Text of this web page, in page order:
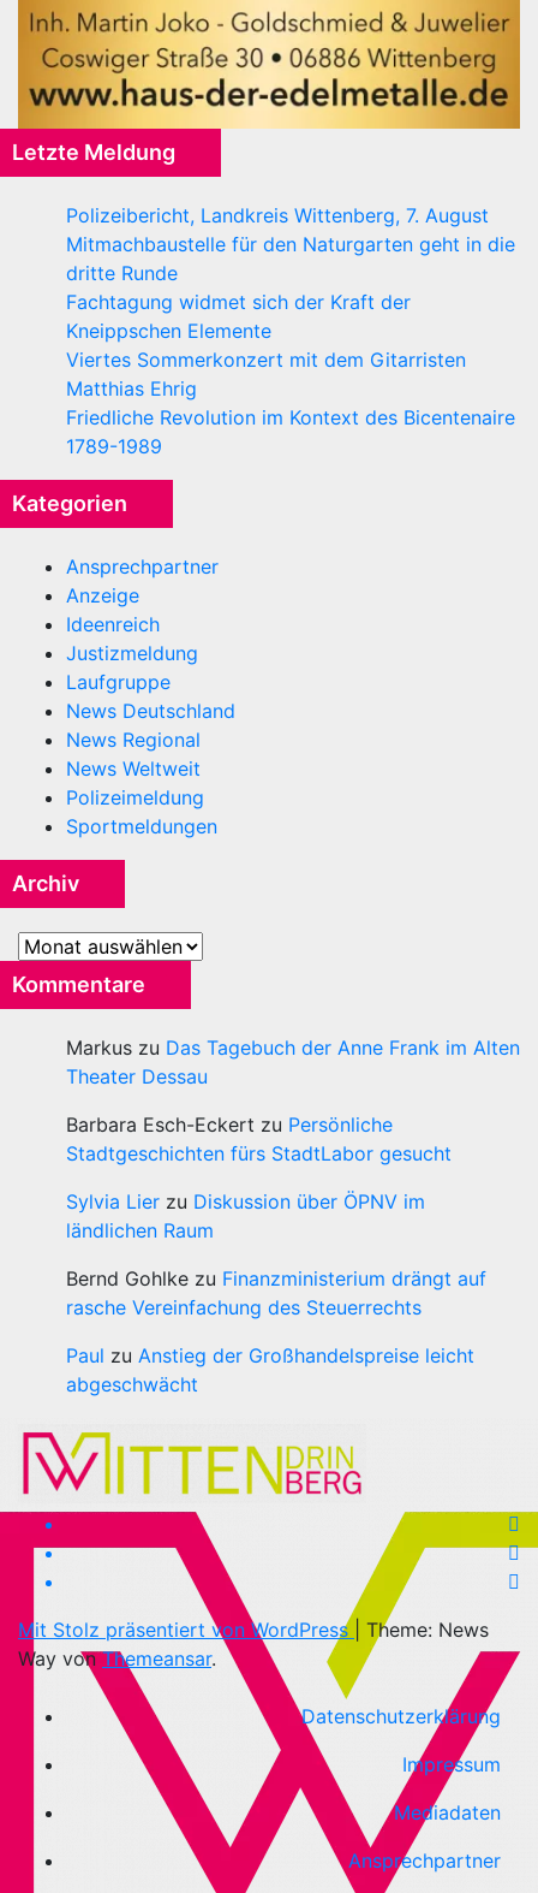
Letzte Meldung
Polizeibericht, Landkreis Wittenberg, 7. August
Mitmachbaustelle für den Naturgarten geht in die
dritte Runde
Fachtagung widmet sich der Kraft der
Kneippschen Elemente
Viertes Sommerkonzert mit dem Gitarristen
Matthias Ehrig
Friedliche Revolution im Kontext des Bicentenaire
1789-1989
Kategorien
Ansprechpartner
Anzeige
Ideenreich
Justizmeldung
Laufgruppe
News Deutschland
News Regional
News Weltweit
Polizeimeldung
Sportmeldungen
Archiv
Archiv
Kommentare
Markus zu Das Tagebuch der Anne Frank im Alten
Theater Dessau
Barbara Esch-Eckert zu Persönliche
Stadtgeschichten fürs StadtLabor gesucht
Sylvia Lier zu Diskussion über ÖPNV im
ländlichen Raum
Bernd Gohlke zu Finanzministerium drängt auf
rasche Vereinfachung des Steuerrechts
Paul zu Anstieg der Großhandelspreise leicht
abgeschwächt
Mit Stolz präsentiert von WordPress
Theme: News
Way vonThemeansar.
Datenschutzerklärung
Impressum
Mediadaten
Ansprechpartner